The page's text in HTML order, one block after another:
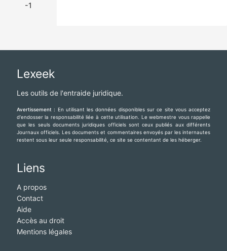
-1
Lexeek
Les outils de l'entraide juridique.
Avertissement : En utilisant les données disponibles sur ce site vous acceptez
d'endosser la responsabilité liée à cette utilisation. Le webmestre vous rappelle
que les seuls documents juridiques officiels sont ceux publiés aux différents
Journaux officiels. Les documents et commentaires envoyés par les internautes
restent sous leur seule responsabilité, ce site se contentant de les héberger.
Liens
A propos
Contact
Aide
Accès au droit
Mentions légales